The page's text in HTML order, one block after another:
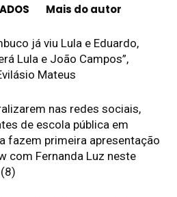
Mais do autor
já viu Lula e Eduardo,
Lula e João Campos”,
Mateus
nas redes sociais,
de escola pública em
fazem primeira apresentação
com Fernanda Luz neste